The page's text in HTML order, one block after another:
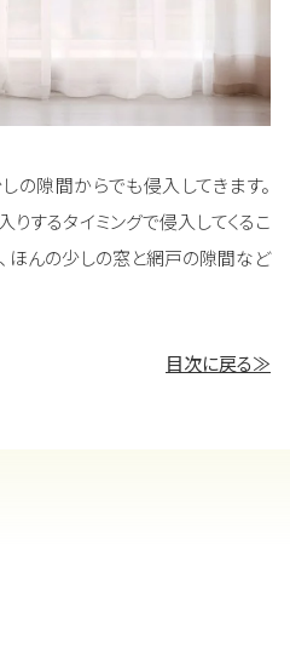
の隙間からでも侵入してきます。
りするタイミングで侵入してくるこ
ほんの少しの窓と網戸の隙間など
目次に戻る≫